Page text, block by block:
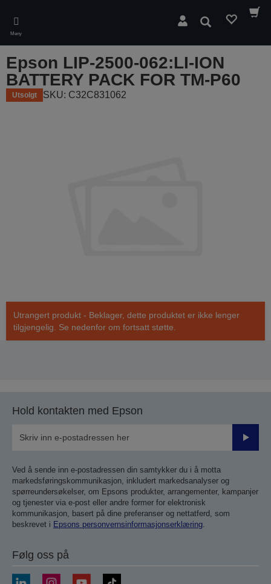
main
content
Meny
Søk
Epson LIP-2500-062:LI-ION
BATTERY PACK FOR TM-P60
Utsolgt SKU: C32C831062
Utrangert produkt - Beklager, dette produktet er ikke lenger
tilgjengelig. Se nedenfor om fortsatt støtte.
Hold kontakten med Epson
Send
Ved å sende inn e-postadressen din samtykker du i å motta
markedsføringskommunikasjon, inkludert markedsanalyser og
spørreundersøkelser, om Epsons produkter, arrangementer, kampanjer
og tjenester via e-post eller andre former for elektronisk
kommunikasjon, basert på dine preferanser og nettatferd, som
beskrevet i Epsons personvernsinformasjonserklæring.
Følg oss på